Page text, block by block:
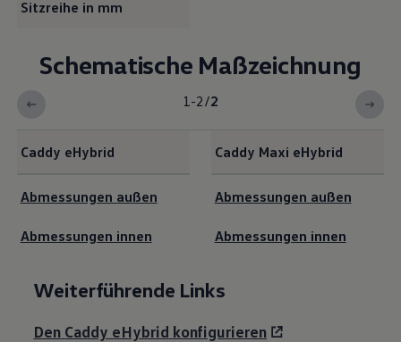
Sitzreihe in mm
Schematische Maßzeichnung
1-2/2
Caddy eHybrid Caddy Maxi eHybrid
Abmessungen außen
Abmessungen innen
Abmessungen außen
Abmessungen innen
Weiterführende Links
Den Caddy eHybrid konfigurieren